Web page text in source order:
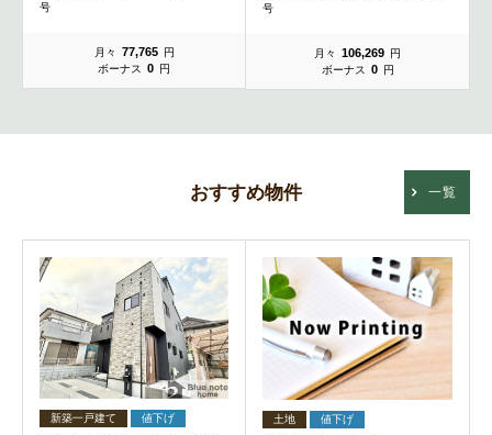
号
月々 77,765 円
ボーナス
0 円
号
月々 106,269 円
ボーナス
0 円
おすすめ物件 一覧
新築一戸建て 値下げ 土地 値下げ